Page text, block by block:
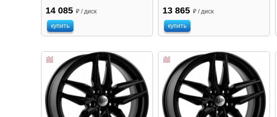
14 085 ₽ / диск
купить
13 865 ₽ / диск
купить